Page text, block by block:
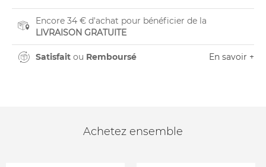
Encore 34 € d'achat pour bénéficier de la
LIVRAISON GRATUITE
Satisfait ou Remboursé En savoir +
Achetez ensemble